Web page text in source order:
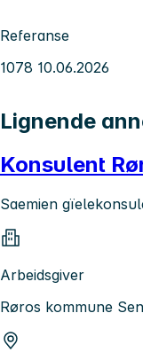
Referanse
1078 10.06.2026
Lignende
Konsulent
Saemien
Arbeidsgiver
Røros kommune